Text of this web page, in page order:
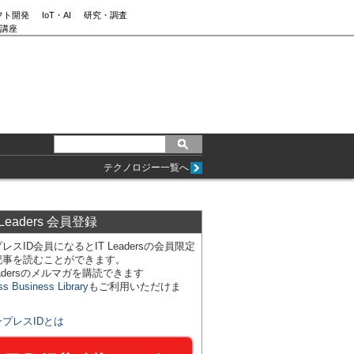
ト開発 IoT・AI
研究・調査
座
テクノロジー一覧へ
会員登録
スID会員になるとIT Leadersの会員限定
を読むことができます。
のメルマガを購読できます
Business Libraryもご利用いただけま
プレスIDとは